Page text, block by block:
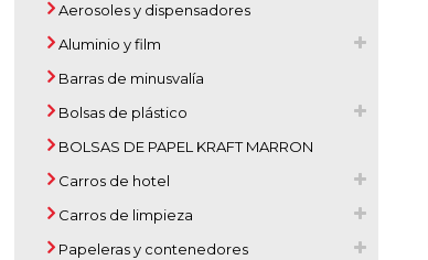
Aerosoles y dispensadores
Aluminio y film
Barras de minusvalía
Bolsas de plástico
BOLSAS DE PAPEL KRAFT MARRON
Carros de hotel
Carros de limpieza
Papeleras y contenedores